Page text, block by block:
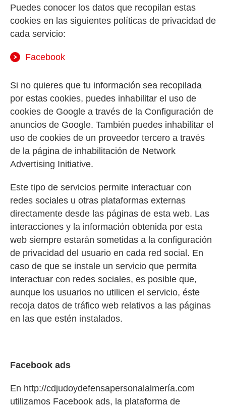
Puedes conocer los datos que recopilan estas
cookies en las siguientes políticas de privacidad de
cada servicio:
Facebook
Si no quieres que tu información sea recopilada
por estas cookies, puedes inhabilitar el uso de
cookies de Google a través de la Configuración de
anuncios de Google. También puedes inhabilitar el
uso de cookies de un proveedor tercero a través
de la página de inhabilitación de Network
Advertising Initiative.
Este tipo de servicios permite interactuar con
redes sociales u otras plataformas externas
directamente desde las páginas de esta web. Las
interacciones y la información obtenida por esta
web siempre estarán sometidas a la configuración
de privacidad del usuario en cada red social. En
caso de que se instale un servicio que permita
interactuar con redes sociales, es posible que,
aunque los usuarios no utilicen el servicio, éste
recoja datos de tráfico web relativos a las páginas
en las que estén instalados.
Facebook ads
En http://cdjudoydefensapersonalalmería.com
utilizamos Facebook ads, la plataforma de